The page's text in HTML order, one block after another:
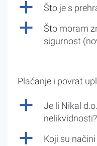
a Što je s
a
Što moram
sigurnost
Plaćanje i povrat
a
Je li Nikal
nelikvidnosti?
a Koji su